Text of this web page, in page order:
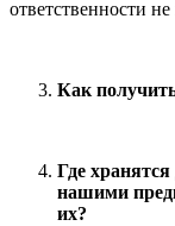
ответственности
Как
Где
нашими
их?